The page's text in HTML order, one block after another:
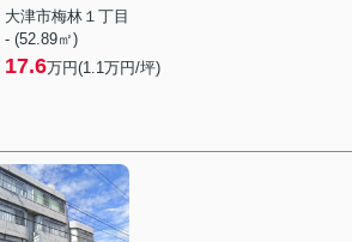
大津市梅林１丁目
- (52.89㎡)
17.6万円(1.1万円/坪)